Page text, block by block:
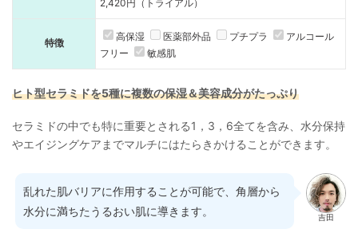
2,420円（トライアル）
特徴
高保湿 医薬部外品 プチプラ
アルコール
フリー
敏感肌
ヒト型セラミドを5種に複数の保湿＆美容成分がたっぷり
セラミドの中でも特に重要とされる1，3，6全てを含み、水分保持
やエイジングケアまでマルチにはたらきかけることができます。
吉田
乱れた肌バリアに作用することが可能で、角層から
水分に満ちたうるおい肌に導きます。